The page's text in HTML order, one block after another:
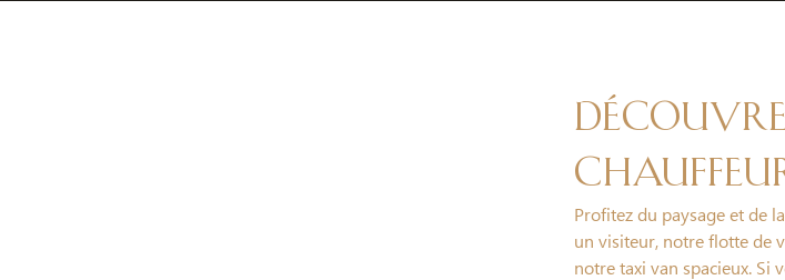
Profitez du paysage et de
un visiteur, notre flotte de
notre taxi van spacieux. Si